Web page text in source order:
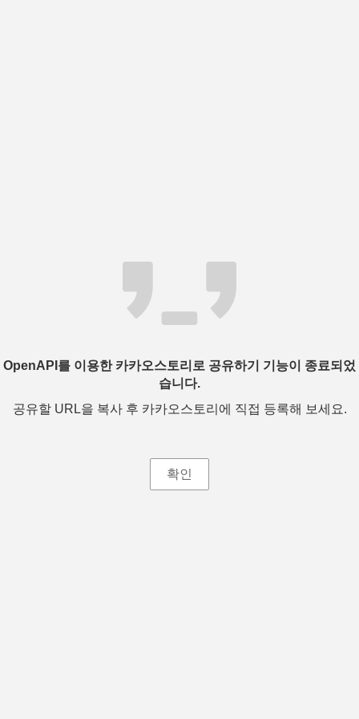
OpenAPI를 이용한 카카오스토리로 공유하기 기능이 종료되었
습니다.
공유할 URL을 복사 후 카카오스토리에 직접 등록해 보세요.
확인